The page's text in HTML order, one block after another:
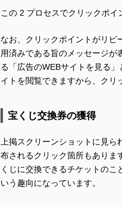
この 2 プロセスでクリックポイ
なお、クリックポイントがリピ
用済みである旨のメッセージが
る「広告のWEBサイトを見る
イトを閲覧できますから、クリ
宝くじ交換券の獲得
上掲スクリーンショットに見ら
布されるクリック箇所もありま
くじに交換できるチケットの
いう趣向になっています。